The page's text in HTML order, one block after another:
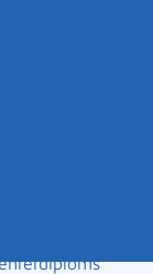
oder